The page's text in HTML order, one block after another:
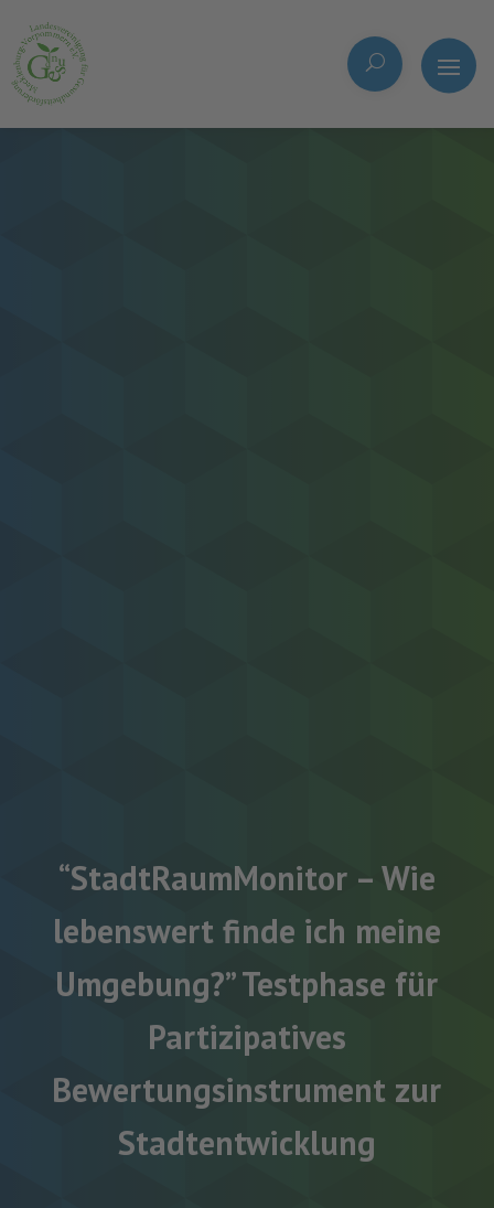
“StadtRaumMonitor – Wie
lebenswert finde ich meine
Umgebung?” Testphase für
Partizipatives
Bewertungsinstrument zur
Stadtentwicklung